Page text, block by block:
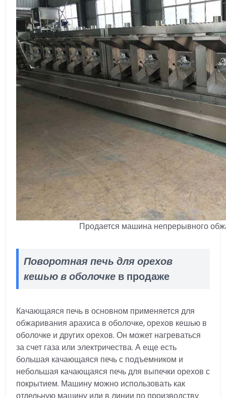
Продается машина непрерывного
Поворотная печь для орехов
кешью в оболочке в продаже
Качающаяся печь в основном применяется для
обжаривания арахиса в оболочке, орехов кешью в
оболочке и других орехов. Он может нагреваться
за счет газа или электричества. А еще есть
большая качающаяся печь с подъемником и
небольшая качающаяся печь для выпечки орехов с
покрытием. Машину можно использовать как